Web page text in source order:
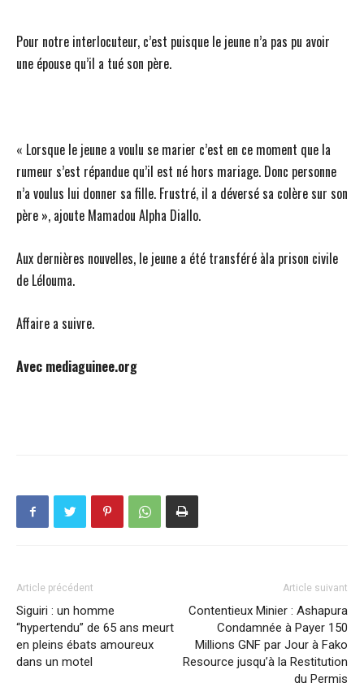
Pour notre interlocuteur, c’est puisque le jeune n’a pas pu avoir
une épouse qu’il a tué son père.
« Lorsque le jeune a voulu se marier c’est en ce moment que la
rumeur s’est répandue qu’il est né hors mariage. Donc personne
n’a voulus lui donner sa fille. Frustré, il a déversé sa colère sur son
père », ajoute Mamadou Alpha Diallo.
Aux dernières nouvelles, le jeune a été transféré àla prison civile
de Lélouma.
Affaire a suivre.
Avec mediaguinee.org
Article précédent
Siguiri : un homme
“hypertendu” de 65 ans meurt
en pleins ébats amoureux
dans un motel
Article suivant
Contentieux Minier : Ashapura
Condamnée à Payer 150
Millions GNF par Jour à Fako
Resource jusqu’à la Restitution
du Permis